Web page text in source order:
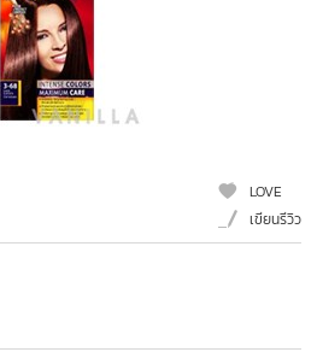
LOVE
เขียนรีวิว